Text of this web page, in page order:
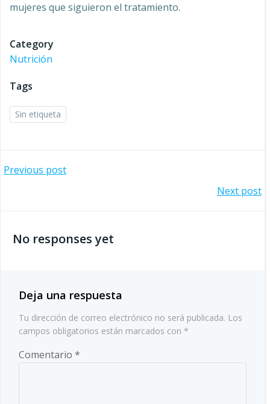
mujeres que siguieron el tratamiento.
Category
Nutrición
Tags
Sin etiqueta
Navegación
las
Previous post
por
las
entradas
Next post
No responses yet
Deja una respuesta
Tu dirección de correo electrónico no será publicada. Los
campos obligatorios están marcados con *
Comentario *